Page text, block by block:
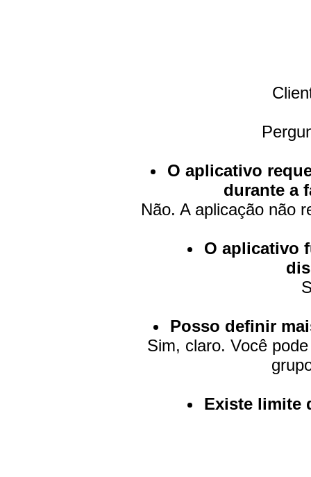
O aplicativo
durante a
Não. A aplicação não
O aplicativo
Posso definir
Sim, claro. Você
Existe limite